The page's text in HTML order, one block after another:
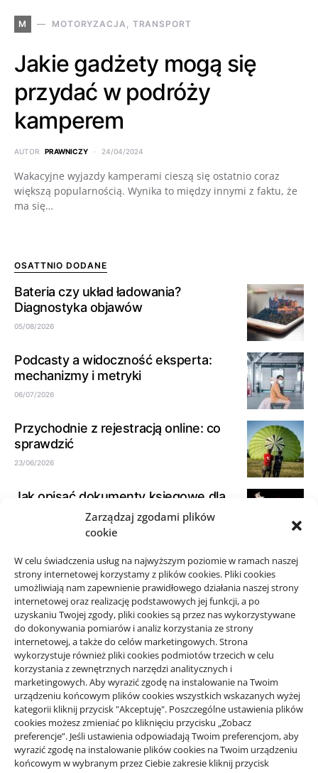
Zarządzaj zgodami plików
cookie
W celu świadczenia usług na najwyższym poziomie w ramach naszej
strony internetowej korzystamy z plików cookies. Pliki cookies
umożliwiają nam zapewnienie prawidłowego działania naszej strony
internetowej oraz realizację podstawowych jej funkcji, a po
uzyskaniu Twojej zgody, pliki cookies są przez nas wykorzystywane
do dokonywania pomiarów i analiz korzystania ze strony
internetowej, a także do celów marketingowych. Strona
wykorzystuje również pliki cookies podmiotów trzecich w celu
korzystania z zewnętrznych narzędzi analitycznych i
marketingowych. Aby wyrazić zgodę na instalowanie na Twoim
urządzeniu końcowym plików cookies wszystkich wskazanych wyżej
kategorii kliknij przycisk "Akceptuję". Poszczególne ustawienia plików
cookies możesz zmieniać po kliknięciu przycisku „Zobacz
preferencje”. Jeśli ustawienia odpowiadają Twoim preferencjom, aby
wyrazić zgodę na instalowanie plików cookies na Twoim urządzeniu
końcowym w wybranym przez Ciebie zakresie kliknij przycisk
M MOTORYZACJA, TRANSPORT
Jakie gadżety mogą się
przydać w podróży
kamperem
AUTOR PRAWNICZY 24/04/2024
Wakacyjne wyjazdy kamperami cieszą się ostatnio coraz
większą popularnością. Wynika to między innymi z faktu, że
ma się…
OSATTNIO DODANE
Bateria czy układ ładowania?
Diagnostyka objawów
05/08/2026
Podcasty a widoczność eksperta:
mechanizmy i metryki
06/07/2026
Przychodnie z rejestracją online: co
sprawdzić
23/06/2026
Jak opisać dokumenty księgowe dla
biura rachunkowego
Jak spokojnie zaplanować przejazd
taxi w okolicy Starego Sącza
15/06/2026
Projekty domów Rzeszów
wizytówki nap